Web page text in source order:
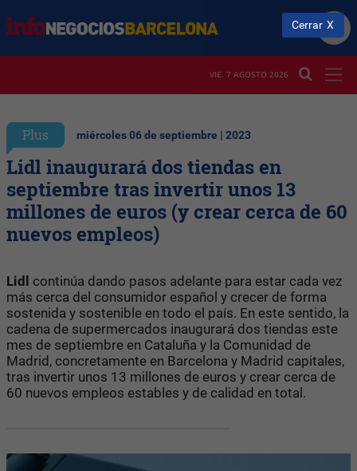
VIE. 7 AGOSTO 2026
Plus miércoles 06 de septiembre | 2023
Lidl inaugurará dos tiendas en
septiembre tras invertir unos 13
millones de euros (y crear cerca de 60
nuevos empleos)
Lidl continúa dando pasos adelante para estar cada vez
más cerca del consumidor español y crecer de forma
sostenida y sostenible en todo el país. En este sentido, la
cadena de supermercados inaugurará dos tiendas este
mes de septiembre en Cataluña y la Comunidad de
Madrid, concretamente en Barcelona y Madrid capitales,
tras invertir unos 13 millones de euros y crear cerca de
60 nuevos empleos estables y de calidad en total.
Cerrar